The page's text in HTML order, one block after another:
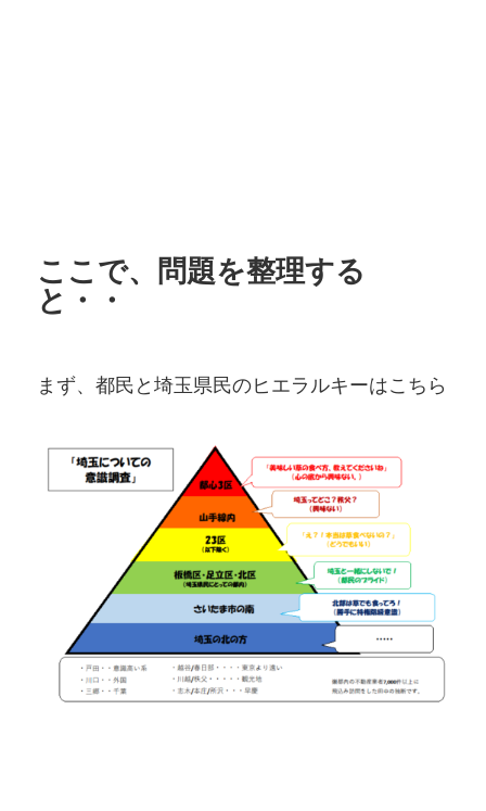
ここで、問題を整理する
と・・
まず、都民と埼玉県民のヒエラルキーはこちら